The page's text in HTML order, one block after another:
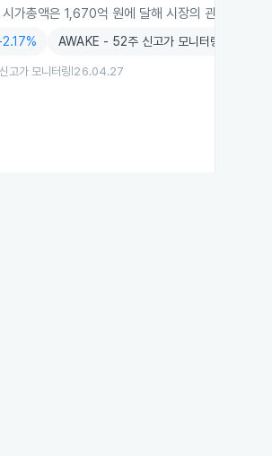
가총액은 1,670억 원에 달해 시장의 관심을 받고
2.17% AWAKE - 52주 신고가 모니터링
고가 모니터링 26.04.27